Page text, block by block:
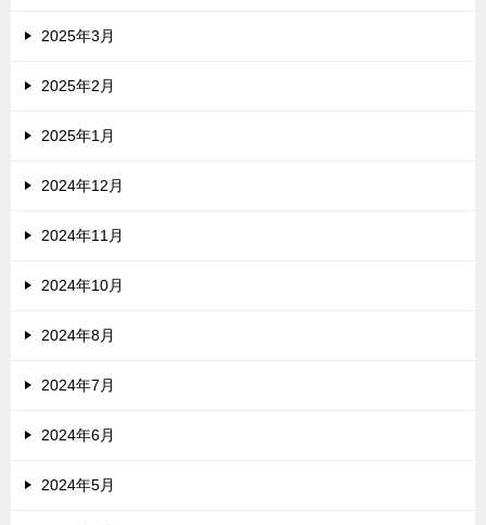
2025年3月
2025年2月
2025年1月
2024年12月
2024年11月
2024年10月
2024年8月
2024年7月
2024年6月
2024年5月